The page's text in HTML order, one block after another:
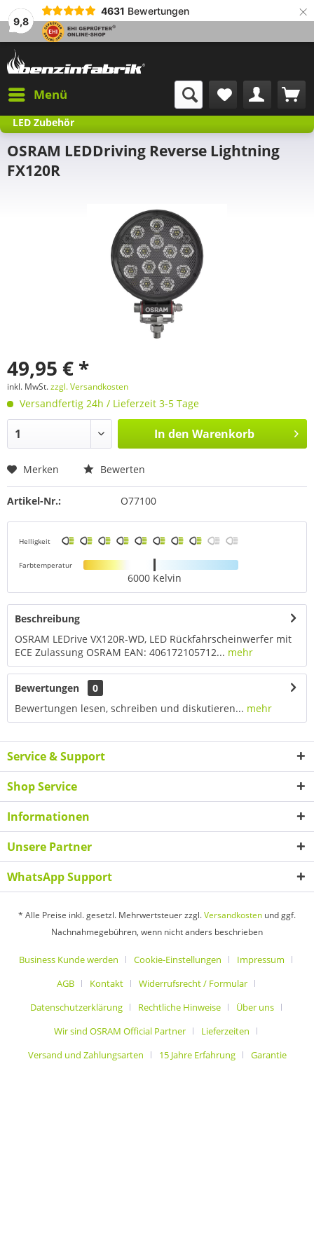
9,8
4631 Bewertungen ×
Menü
LED Zubehör
OSRAM LEDDriving Reverse Lightning
FX120R
49,95 € *
inkl. MwSt.zzgl. Versandkosten
Versandfertig 24h / Lieferzeit 3-5 Tage
In den Warenkorb
Merken Bewerten
Artikel-Nr.: O77100
Helligkeit
Farbtemperatur
6000 Kelvin
Beschreibung
OSRAM LEDrive VX120R-WD, LED Rückfahrscheinwerfer mit
ECE Zulassung OSRAM EAN: 406172105712... mehr
Bewertungen
0
Bewertungen lesen, schreiben und diskutieren... mehr
Service & Support
Shop Service
Informationen
Unsere Partner
WhatsApp Support
* Alle Preise inkl. gesetzl. Mehrwertsteuer zzgl.Versandkosten und ggf.
Nachnahmegebühren, wenn nicht anders beschrieben
Business Kunde werden Cookie-Einstellungen
Impressum
AGB
Kontakt
Widerrufsrecht / Formular
Datenschutzerklärung
Rechtliche Hinweise
Über uns
Wir sind OSRAM Official Partner
Lieferzeiten
Versand und Zahlungsarten
15 Jahre Erfahrung Garantie